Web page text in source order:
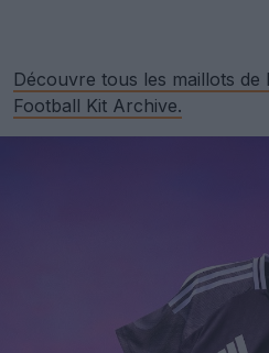
Découvre tous les maillots de
Football Kit Archive.